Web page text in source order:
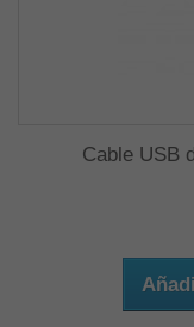
Cable USB